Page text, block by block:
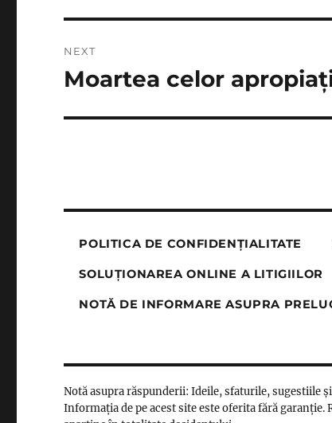
NEXT
Next
Moartea celor
POLITICA DE CONFIDENȚIALITATE
SOLUȚIONAREA ONLINE A LITIGIILOR
NOTĂ DE INFORMARE ASUPRA
Notă asupra răspunderii: Ideile, sfaturile, sugestiile
Informația de pe acest site este oferita fără